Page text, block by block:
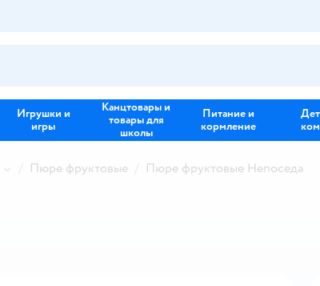
Игрушки и
игры
Канцтовары и
товары для
школы
Питание и
кормление
Пюре фруктовые Пюре фруктовые Непоседа